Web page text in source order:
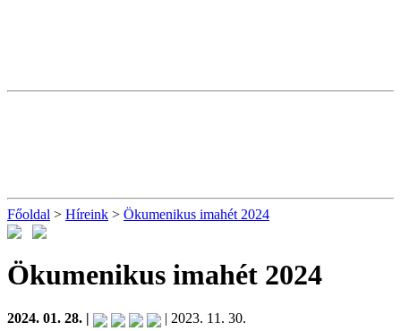
Főoldal > Híreink > Ökumenikus imahét 2024
Ökumenikus imahét 2024
2024. 01. 28. | | 2023. 11. 30.